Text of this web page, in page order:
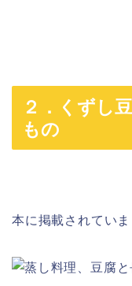
２．くずし
もの
本に掲載されていま